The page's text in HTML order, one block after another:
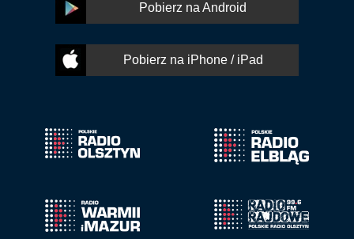
Pobierz na Android
Pobierz na iPhone / iPad